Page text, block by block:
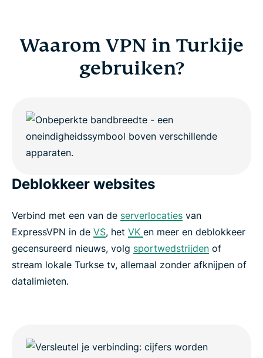
Waarom VPN in Turkije
gebruiken?
Deblokkeer websites
Verbind met een van de serverlocaties van
ExpressVPN in de VS, het VK en meer en deblokkeer
gecensureerd nieuws, volg sportwedstrijden of
stream lokale Turkse tv, allemaal zonder afknijpen of
datalimieten.